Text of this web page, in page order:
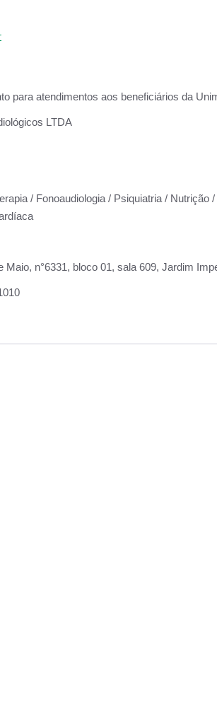
para atendimentos aos beneficiários da
LTDA
/ Fonoaudiologia / Psiquiatria / Nutrição
Maio, n°6331, bloco 01, sala 609, Jardim